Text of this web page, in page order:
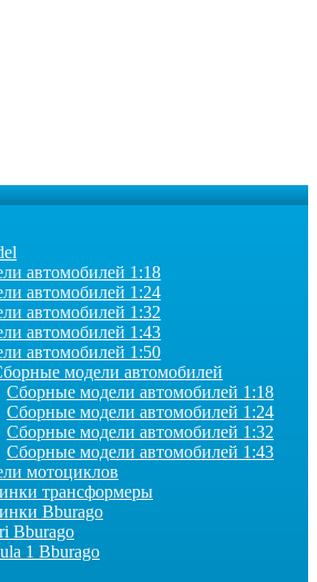
автомобилей 1:18
автомобилей 1:24
автомобилей 1:32
автомобилей 1:43
автомобилей 1:50
модели автомобилей
Сборные модели автомобилей 1:18
Сборные модели автомобилей 1:24
Сборные модели автомобилей 1:32
Сборные модели автомобилей 1:43
мотоциклов
трансформеры
Bburago
Bburago
1 Bburago